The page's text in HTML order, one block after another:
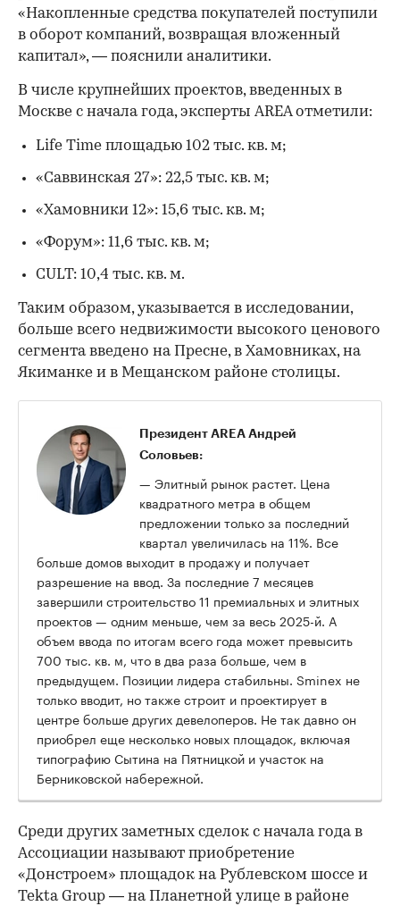
«Накопленные средства покупателей поступили
в оборот компаний, возвращая вложенный
капитал», — пояснили аналитики.
В числе крупнейших проектов, введенных в
Москве с начала года, эксперты AREA отметили:
Life Time площадью 102 тыс. кв. м;
«Саввинская 27»: 22,5 тыс. кв. м;
«Хамовники 12»: 15,6 тыс. кв. м;
«Форум»: 11,6 тыс. кв. м;
CULT: 10,4 тыс. кв. м.
Таким образом, указывается в исследовании,
больше всего недвижимости высокого ценового
сегмента введено на Пресне, в Хамовниках, на
Якиманке и в Мещанском районе столицы.
Президент AREA Андрей
Соловьев:
— Элитный рынок растет. Цена
квадратного метра в общем
предложении только за последний
квартал увеличилась на 11%. Все
больше домов выходит в продажу и получает
разрешение на ввод. За последние 7 месяцев
завершили строительство 11 премиальных и элитных
проектов — одним меньше, чем за весь 2025-й. А
объем ввода по итогам всего года может превысить
700 тыс. кв. м, что в два раза больше, чем в
предыдущем. Позиции лидера стабильны. Sminex не
только вводит, но также строит и проектирует в
центре больше других девелоперов. Не так давно он
приобрел еще несколько новых площадок, включая
типографию Сытина на Пятницкой и участок на
Берниковской набережной.
Среди других заметных сделок с начала года в
Ассоциации называют приобретение
«Донстроем» площадок на Рублевском шоссе и
Tekta Group — на Планетной улице в районе